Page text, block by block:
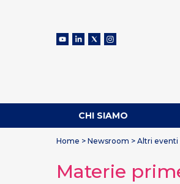
CHI SIAMO
Home > Newsroom > Altri eventi
Materie